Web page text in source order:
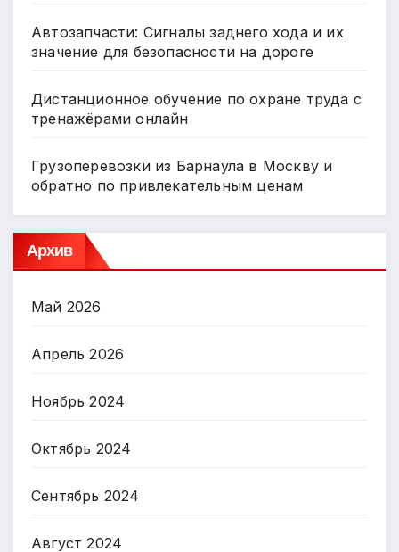
Автозапчасти: Сигналы заднего хода и их
значение для безопасности на дороге
Дистанционное обучение по охране труда с
тренажёрами онлайн
Грузоперевозки из Барнаула в Москву и
обратно по привлекательным ценам
Архив
Май 2026
Апрель 2026
Ноябрь 2024
Октябрь 2024
Сентябрь 2024
Август 2024